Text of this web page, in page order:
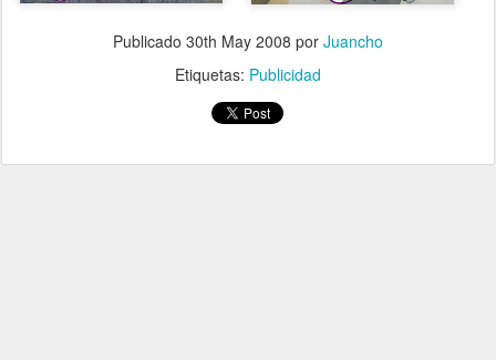
Publicado 30th May 2008 por Juancho
Etiquetas: Publicidad